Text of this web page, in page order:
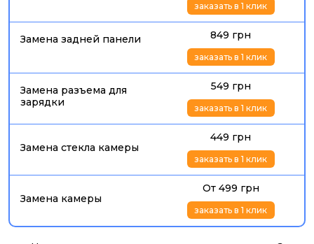
заказать в 1 клик
Замена задней панели 849 грн
заказать в 1 клик
Замена разъема для
зарядки
549 грн
заказать в 1 клик
Замена стекла камеры
449 грн
заказать в 1 клик
Замена камеры
От 499 грн
заказать в 1 клик